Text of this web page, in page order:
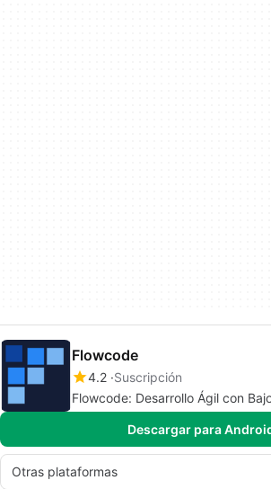
Flowcode
4.2 Suscripción
Flowcode: Desarrollo Ágil con
Descargar para
Otras plataformas